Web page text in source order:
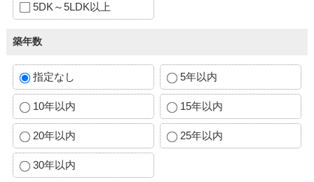
5DK～5LDK以上
築年数
指定なし 5年以内
10年以内 15年以内
20年以内 25年以内
30年以内